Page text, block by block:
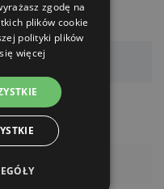
elektrycznych
zewnątrz
zgodę na
plików cookie
polityki plików
więcej